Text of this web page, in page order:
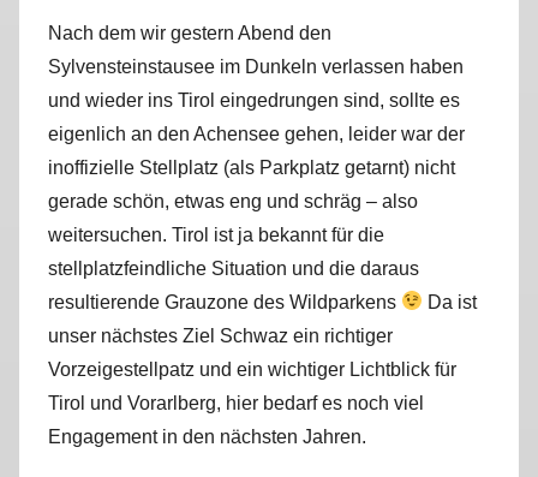
Nach dem wir gestern Abend den
Sylvensteinstausee im Dunkeln verlassen haben
und wieder ins Tirol eingedrungen sind, sollte es
eigenlich an den Achensee gehen, leider war der
inoffizielle Stellplatz (als Parkplatz getarnt) nicht
gerade schön, etwas eng und schräg – also
weitersuchen. Tirol ist ja bekannt für die
stellplatzfeindliche Situation und die daraus
resultierende Grauzone des Wildparkens
Da ist
unser nächstes Ziel Schwaz ein richtiger
Vorzeigestellpatz und ein wichtiger Lichtblick für
Tirol und Vorarlberg, hier bedarf es noch viel
Engagement in den nächsten Jahren.